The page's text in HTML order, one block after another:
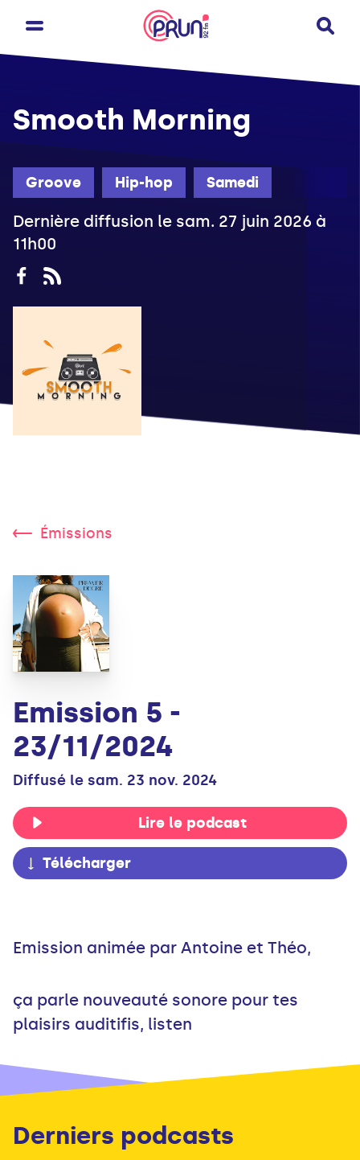
Groove Hip-hop Samedi
Smooth Morning
Dernière diffusion le sam. 27 juin 2026 à
11h00
Émissions
Emission 5 -
23/11/2024
Diffusé le sam. 23 nov. 2024
Lire le podcast
Télécharger
Emission animée par Antoine et Théo,
ça parle nouveauté sonore pour tes
plaisirs auditifis, listen
Derniers podcasts